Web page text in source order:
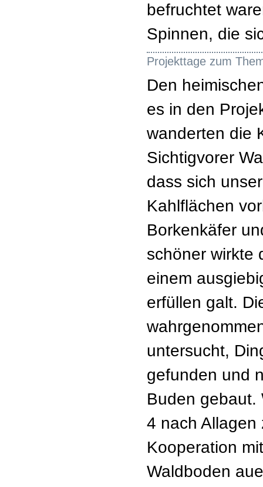
befruchtet
Spinnen, die
Projekttage zum
Den
es in den
wanderten die
Sichtigvorer
dass sich
Kahlflächen
Borkenkäfer
schöner wirkte
einem
erfüllen galt.
untersucht,
gefunden und
Buden gebaut.
4 nach Allagen
Kooperation
Waldboden